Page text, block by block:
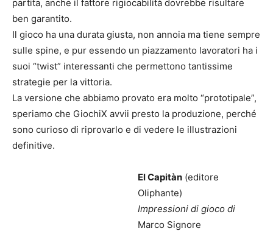
partita, anche il fattore rigiocabilità dovrebbe risultare
ben garantito.
Il gioco ha una durata giusta, non annoia ma tiene sempre
sulle spine, e pur essendo un piazzamento lavoratori ha i
suoi “twist” interessanti che permettono tantissime
strategie per la vittoria.
La versione che abbiamo provato era molto “prototipale”,
speriamo che GiochiX avvii presto la produzione, perché
sono curioso di riprovarlo e di vedere le illustrazioni
definitive.
El Capitàn (editore
Oliphante)
Impressioni di gioco di
Marco Signore